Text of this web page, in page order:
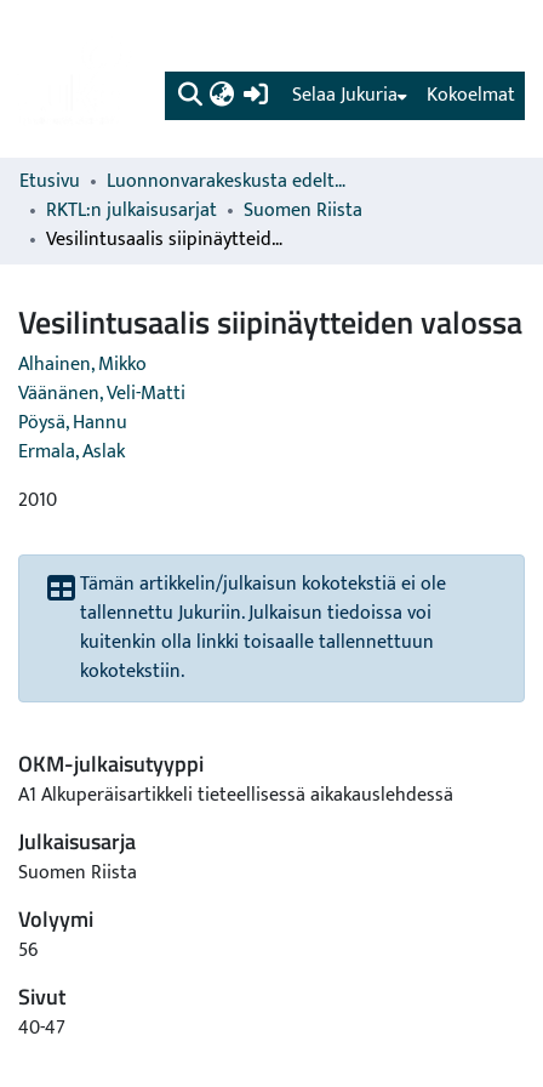
(current) Kokoelmat
Selaa Jukuria
Etusivu
Luonnonvarakeskusta edeltävien organisaatioiden sarjat
RKTL:n julkaisusarjat
Suomen Riista
Vesilintusaalis siipinäytteiden valossa
Vesilintusaalis siipinäytteiden valossa
Alhainen, Mikko
Väänänen, Veli-Matti
Pöysä, Hannu
Ermala, Aslak
2010
Tämän artikkelin/julkaisun kokotekstiä ei ole
tallennettu Jukuriin. Julkaisun tiedoissa voi
kuitenkin olla linkki toisaalle tallennettuun
kokotekstiin.
OKM-julkaisutyyppi
A1 Alkuperäisartikkeli tieteellisessä aikakauslehdessä
Julkaisusarja
Suomen Riista
Volyymi
56
Sivut
40-47